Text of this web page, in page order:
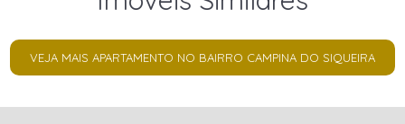
VEJA MAIS APARTAMENTO NO BAIRRO CAMPINA DO SIQUEIRA